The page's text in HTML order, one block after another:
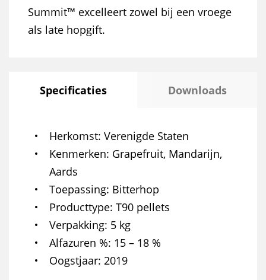
Summit™ excelleert zowel bij een vroege
als late hopgift.
Specificaties Downloads
Herkomst Verenigde Staten
Kenmerken Grapefruit, Mandarijn,
Aards
Toepassing Bitterhop
Producttype T90 pellets
Verpakking 5 kg
Alfazuren % 15 – 18 %
Oogstjaar 2019